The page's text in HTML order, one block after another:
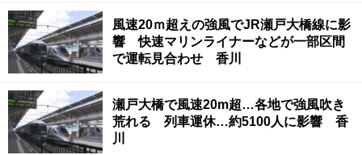
風速20ｍ超えの強風でJR瀬戸大橋線に影
響 快速マリンライナーなどが一部区間
で運転見合わせ 香川
瀬戸大橋で風速20m超…各地で強風吹き
荒れる 列車運休…約5100人に影響 香
川